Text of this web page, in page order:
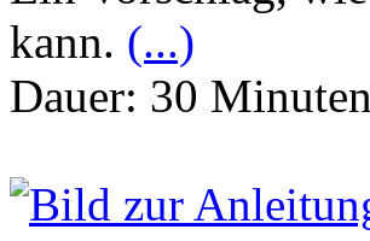
kann. (...)
Dauer: 30 Minuten